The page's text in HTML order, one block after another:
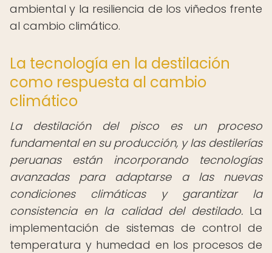
ambiental y la resiliencia de los viñedos frente
al cambio climático.
La tecnología en la destilación
como respuesta al cambio
climático
La destilación del pisco es un proceso
fundamental en su producción, y las destilerías
peruanas están incorporando tecnologías
avanzadas para adaptarse a las nuevas
condiciones climáticas y garantizar la
consistencia en la calidad del destilado.La
implementación de sistemas de control de
temperatura y humedad en los procesos de